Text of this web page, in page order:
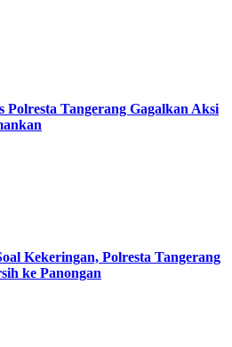
Tangerang Gagalkan Aksi
Kekeringan, Polresta Tangerang
ke Panongan